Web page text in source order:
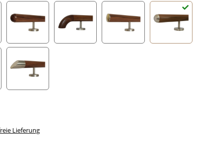
Halbkugel gefräst
Lieferung